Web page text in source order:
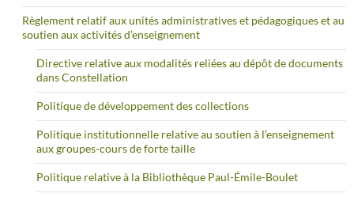
Règlement relatif aux unités administratives et pédagogiques et au
soutien aux activités d’enseignement
Directive relative aux modalités reliées au dépôt de documents
dans Constellation
Politique de développement des collections
Politique institutionnelle relative au soutien à l’enseignement
aux groupes-cours de forte taille
Politique relative à la Bibliothèque Paul-Émile-Boulet